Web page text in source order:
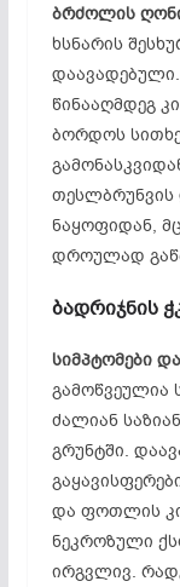
ბრძოლის
ხსნარის
წინააღმდეგ
ბორდოს
თესლბრუნვის
ნაყოფიდან,
დროულად
ბადრიჯნის
სიმპტომები
გამოწვეულია
ძალიან
გრუნტში.
და ფოთლის
ნეკროზული
ირგვლივ.